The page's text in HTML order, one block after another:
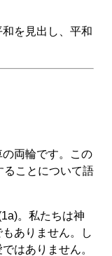
を見出し、平和
両輪です。この
ることについて語
。私たちは神
ありません。し
はありません。